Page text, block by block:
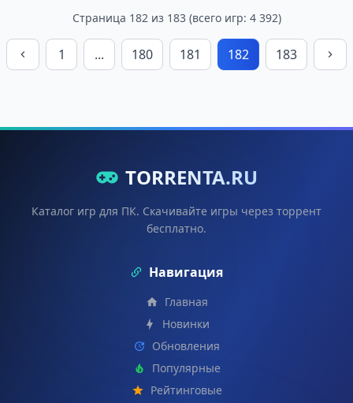
Страница 182 из 183 (всего игр: 4 392)
1 ... 180 181 182 183
TORRENTA.RU
Каталог игр для ПК. Скачивайте игры через торрент
бесплатно.
Навигация
Главная
Новинки
Обновления
Популярные
Рейтинговые